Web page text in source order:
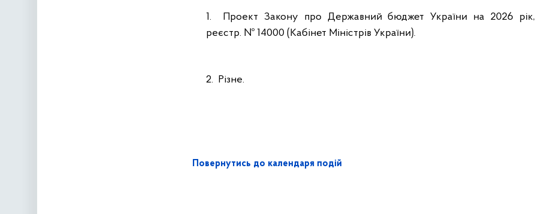
1.
Проект Закону про Державний бюджет України на 2026 рік,
реєстр. № 14000 (Кабінет Міністрів України).
2. Різне.
Повернутись до календаря подій